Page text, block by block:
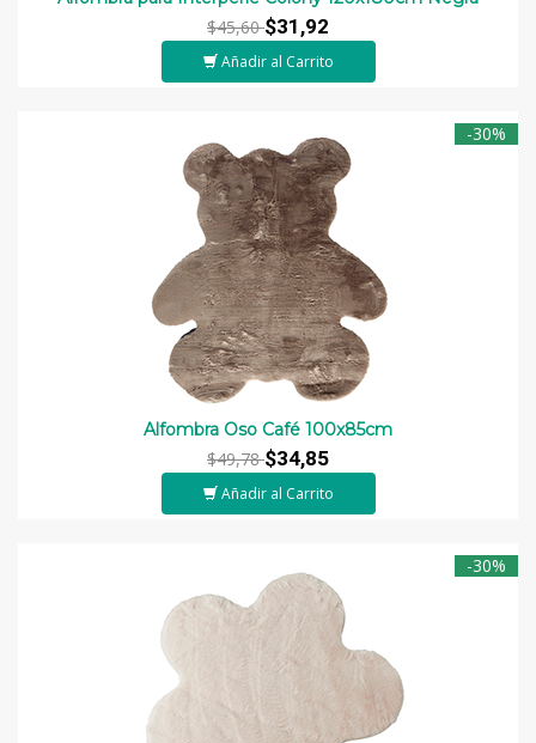
$45,60$31,92
Añadir al Carrito
-30%
Alfombra Oso Café 100x85cm
$49,78$34,85
Añadir al Carrito
-30%